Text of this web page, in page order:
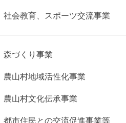
社会教育、スポーツ交流事業
森づくり事業
農山村地域活性化事業
農山村文化伝承事業
都市住民との交流促進事業等